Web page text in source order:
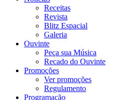
Receitas
Revista
Blitz Espacial
Galeria
Ouvinte
Peça sua Música
Recado do Ouvinte
Promoções
Ver promoções
Regulamento
Programação